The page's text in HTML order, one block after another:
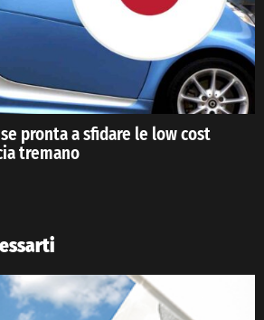
pronta a sfidare le low cost
tremano